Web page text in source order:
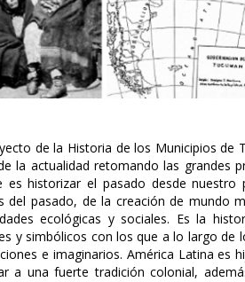
de la Historia de los Municipios de
la actualidad retomando las grandes
historizar el pasado desde nuestro
del pasado, de la creación de mundo
ecológicas y sociales. Es la
y simbólicos con los que a lo largo de
e imaginarios. América Latina es
a una fuerte tradición colonial,